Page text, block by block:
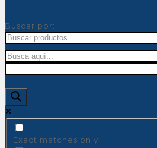
Buscar por:
Exact matches only